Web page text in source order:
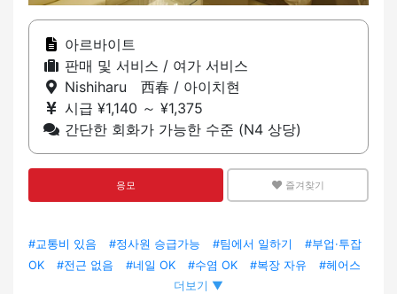
아르바이트
판매 및 서비스 / 여가 서비스
Nishiharu 西春 / 아이치현
시급 ¥1,140 ～ ¥1,375
간단한 회화가 가능한 수준 (N4 상당)
응모 즐겨찾기
#교통비 있음 #정사원 승급가능 #팀에서 일하기
#부업·투잡
OK
#전근 없음 #네일 OK #수염 OK #복장 자유
#헤어스
#트레이닝 있음
더보기 ▼